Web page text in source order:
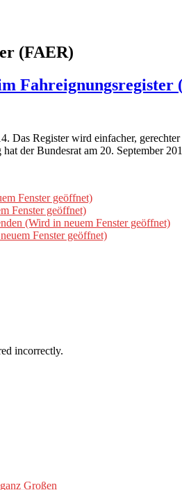
(FAER)
Fahreignungsregister
Das Register wird einfacher,
der Bundesrat am 20. September
Fenster geöffnet)
Fenster geöffnet)
(Wird in neuem Fenster geöffnet)
Fenster geöffnet)
incorrectly.
Großen